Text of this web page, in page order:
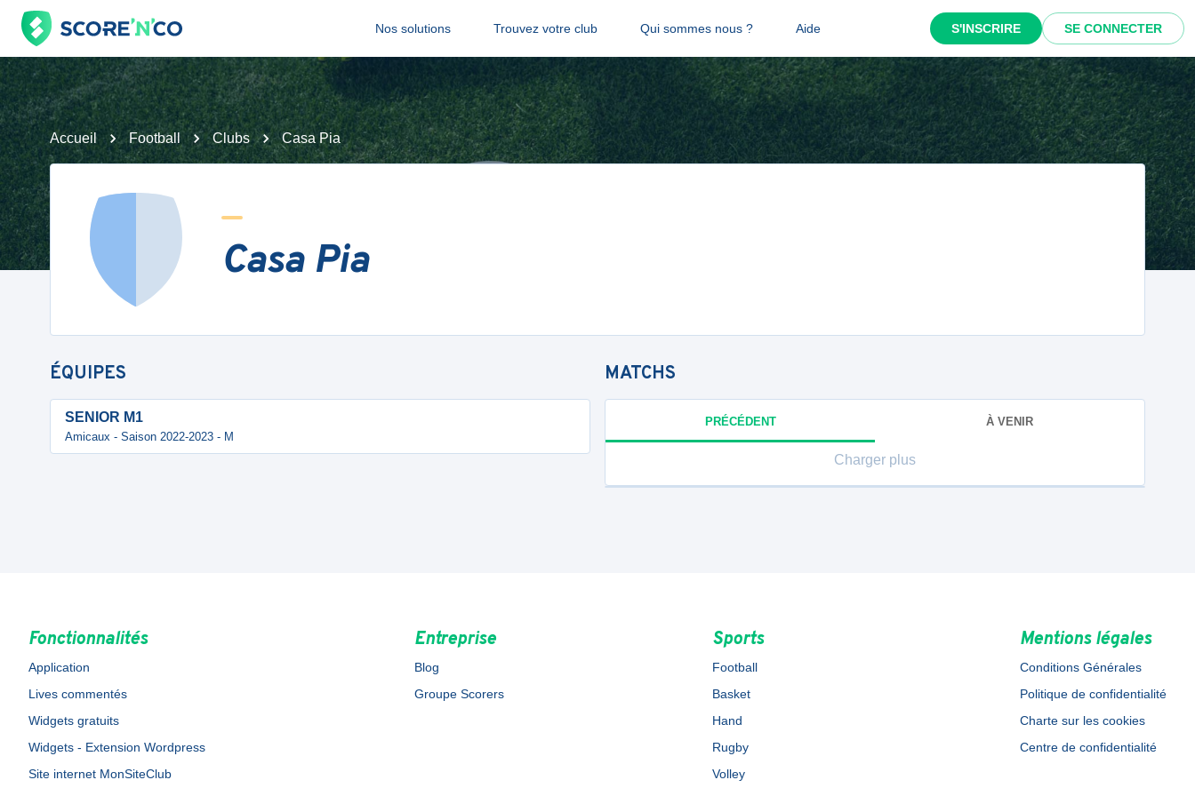
Nos solutions Trouvez votre club Qui sommes nous ? Aide S'INSCRIRE SE CONNECTER
Accueil Football Clubs Casa Pia
Casa Pia
ÉQUIPES
SENIOR M1
Amicaux - Saison 2022-2023 - M
MATCHS
PRÉCÉDENT À VENIR
Charger plus
Fonctionnalités
Application
Lives commentés
Widgets gratuits
Widgets - Extension Wordpress
Site internet MonSiteClub
Entreprise
Blog
Groupe Scorers
Sports
Football
Basket
Hand
Rugby
Volley
Mentions légales
Conditions Générales
Politique de confidentialité
Charte sur les cookies
Centre de confidentialité